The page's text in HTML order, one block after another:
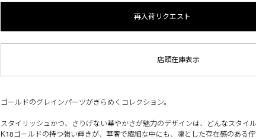
再入荷リクエスト
店頭在庫表示
ゴールドのグレインパーツがきらめくコレクション。
スタイリッシュかつ、さりげない華やかさが魅力のデザインは、どんなスタイ
K18ゴールドの持つ強い輝きが、華奢で繊細な中にも、凛とした存在感のある佇